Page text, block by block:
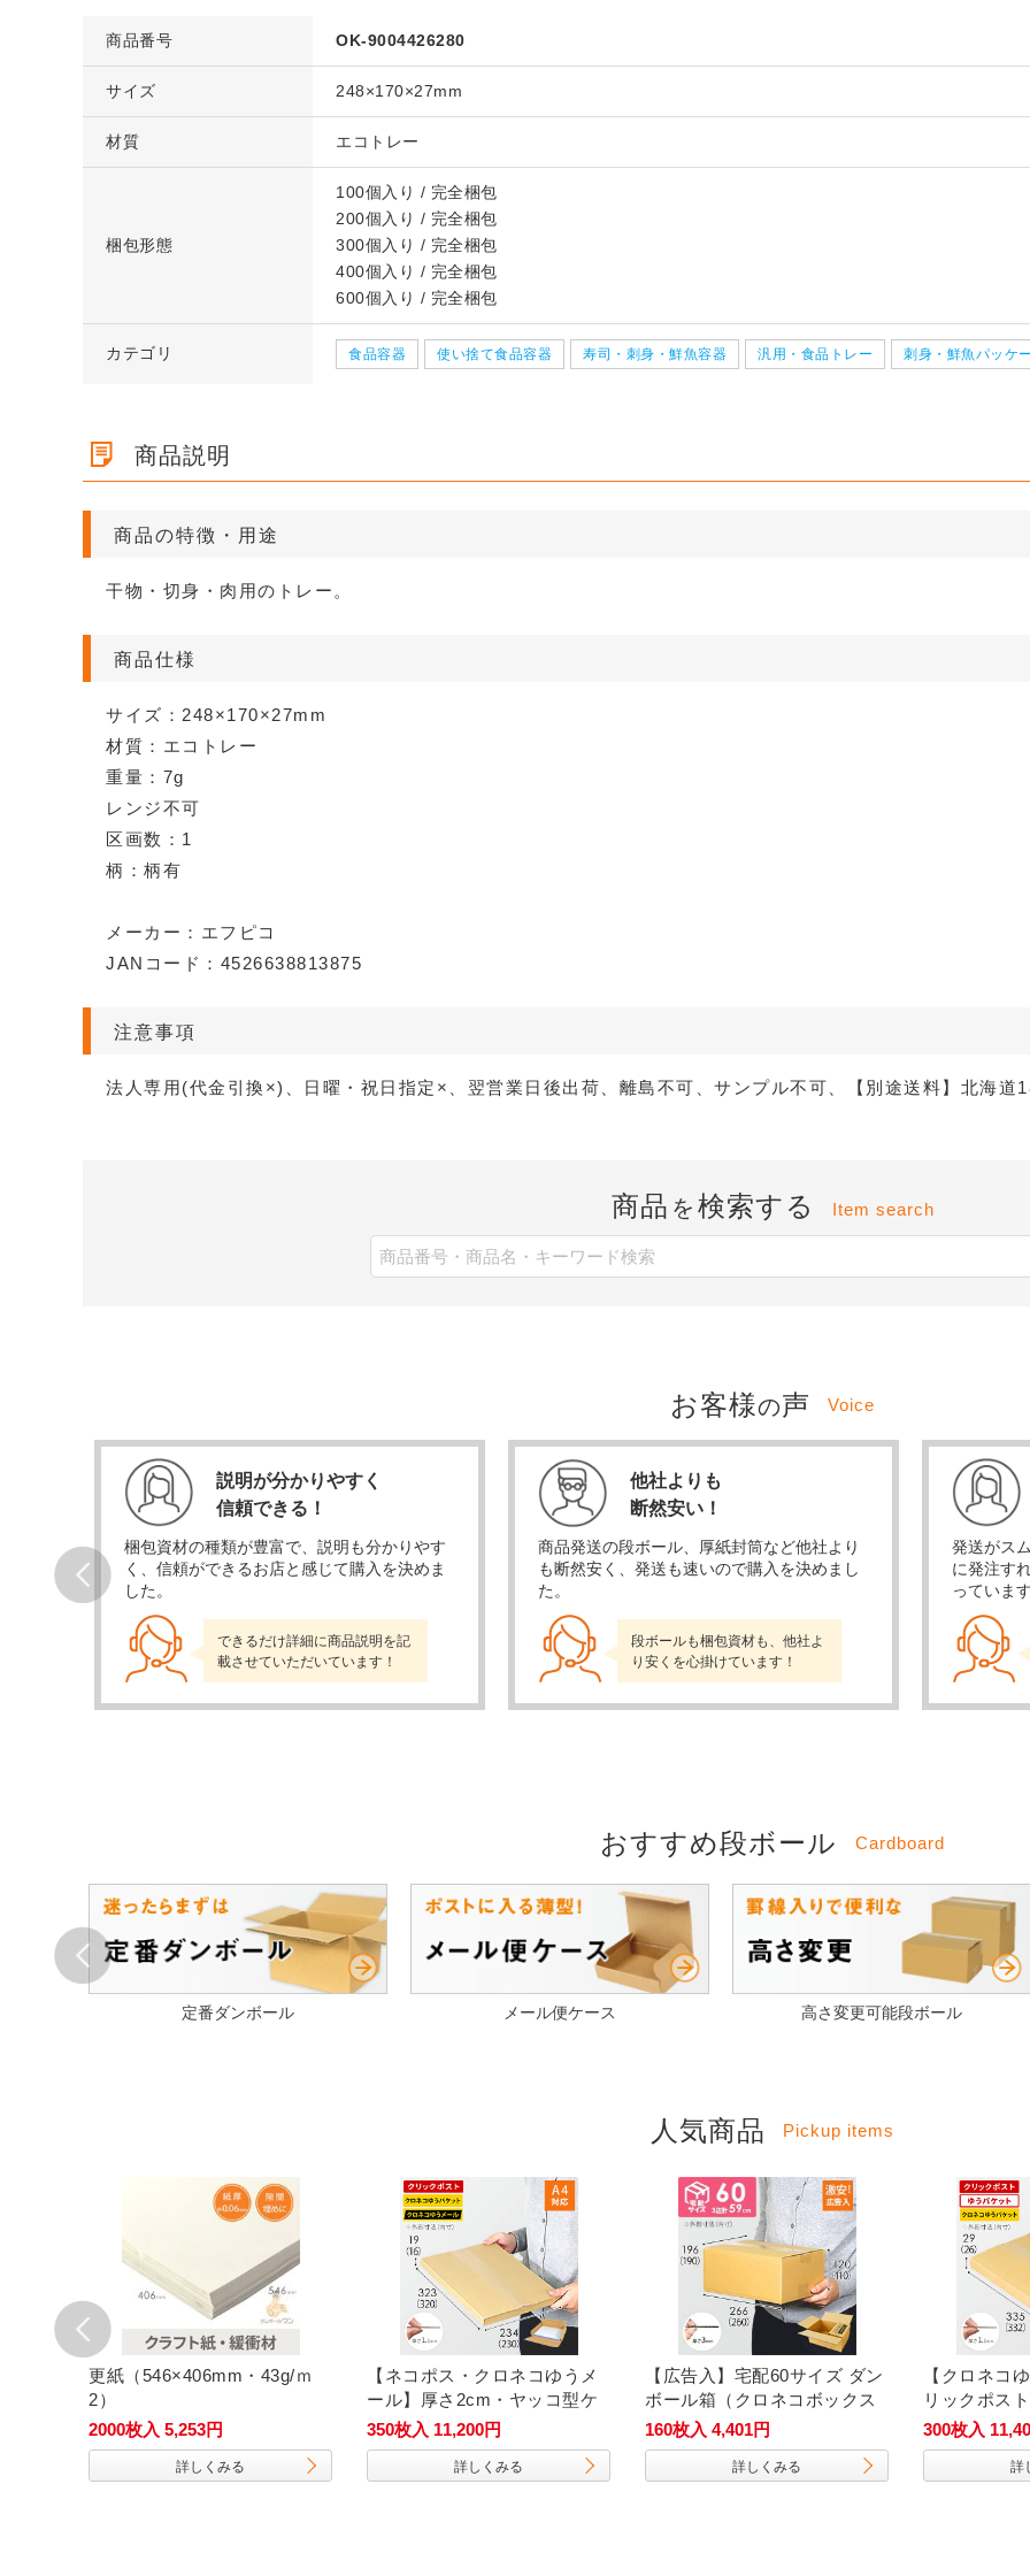
【宅配80サイズ】定番段ボー
【広告入】宅配80サイズ 段ボ
ール箱
1枚 40.4円～
詳しくみる
【広告入】宅配160サイズ 段
【広告入】
【広告入】宅配50サイズ 段ボ
クッション封筒（ネコポス最
大）※A4不可
1枚 21.1円～
詳しくみる
【広告入】宅配60サイズ 段ボ
【広告入】
【広告入】宅配50サイズ 段ボ
クッション封筒（ネコポス最
大）※A4不可
1枚 21.1円～
詳しくみる
【広告入】宅配60サイズ 段ボ
【宅配80サ
商品番号 OK-9004426280
サイズ 248×170×27mm
材質 エコトレー
梱包形態
100個入り / 完全梱包
200個入り / 完全梱包
300個入り / 完全梱包
400個入り / 完全梱包
600個入り / 完全梱包
カテゴリ 食品容器 使い捨て食品容器 寿司・刺身・鮮魚容器 汎用・食品トレー 刺身・鮮魚パッケ
商品説明
商品の特徴・用途
干物・切身・肉用のトレー。
商品仕様
サイズ：248×170×27mm
材質：エコトレー
重量：7g
レンジ不可
区画数：1
柄：柄有
メーカー：エフピコ
JANコード：4526638813875
注意事項
法人専用(代金引換×)、日曜・祝日指定×、翌営業日後出荷、離島不可、サンプル不可、【別途送料】北海
商品 を 検索する Item search
お客様の声 Voice
説明が分かりやすく
信頼できる！
梱包資材の種類が豊富で、説明も分かりやす
く、信頼ができるお店と感じて購入を決めま
した。
できるだけ詳細に商品説明を記
載させていただいています！
他社よりも
断然安い！
商品発送の段ボール、厚紙封筒など他社より
も断然安く、発送も速いので購入を決めまし
た。
段ボールも梱包資材も、他社よ
り安くを心掛けています！
発送がス
に発注す
っていま
おすすめ段ボール Cardboard
定番ダンボール メール便ケース 高さ変更可能段ボール
人気商品 Pickup items
更紙（546×406mm・43g/ｍ
2）
2000枚入 5,253円
詳しくみる
【ネコポス・クロネコゆうメ
ール】厚さ2cm・ヤッコ型ケ
ース（A4サイズ）
350枚入 11,200円
詳しくみる
【広告入】宅配60サイズ ダン
ボール箱（クロネコボックス
6）
160枚入 4,401円
詳しくみる
【クロネコ
リックポス
ト】厚さ
ス（A4サイ
300枚入
詳